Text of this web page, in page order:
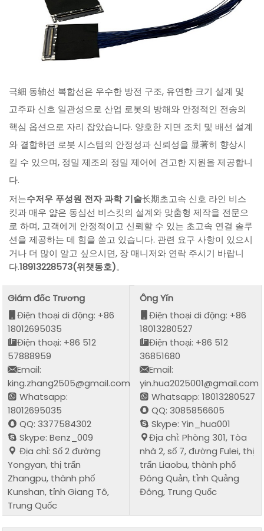
극細 동轴선 복합선은 우수한 방전 구조, 유연한 크기 설계 및
고주파 신호 일관성으로 산업 로봇의 방해와 안정적인 전송의
핵심 옵션으로 자리 잡았습니다. 양호한 지면 조치 및 배선 설계
와 결합하면 로봇 시스템의 안정성과 신뢰성을 显著히 향상시
킬 수 있으며, 정밀 제조의 정밀 제어에 견고한 지원을 제공합니
다.
저는수저우 푸성원 전자 과학 기술长期초고속 신호 라인 비스
킷과 매우 얇은 동심선 비스킷의 설계와 맞춤형 제작을 전문으
로 하며, 고객에게 안정적이고 신뢰할 수 있는 초고속 연결 솔루
션을 제공하는 데 힘을 쏟고 있습니다. 관련 요구 사항이 있으시
거나 더 많이 알고 싶으시면, 장 매니저와 연락 주시기 바랍니
다.18913228573(위챗동호)。
Giám đốc Trương
Điện thoại di động: +86
18012695035
Điện thoại: +86 512
57888959
Email:
king.zhang2505@gmail.com
Whatsapp:
18012695035
QQ: 3377584302
Skype: Benz_009
Địa chỉ: Số 2 đường
Yongyan, thị trấn
Zhangpu, thành phố
Kunshan, tỉnh Giang Tô,
Trung Quốc
Ông Yǐn
Điện thoại di động: +86
18013280527
Điện thoại: +86 512
36851680
Email:
yin.hua2025001@gmail.com
Whatsapp: 18013280527
QQ: 3085856605
Skype: Yin_hua001
Địa chỉ: Phòng 301, Tòa
nhà 2, số 7, đường Fulei, thị
trấn Liaobu, thành phố
Đông Quản, tỉnh Quảng
Đông, Trung Quốc